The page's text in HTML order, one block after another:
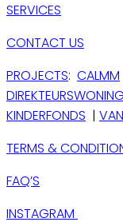
SERVICES
CONTACT US
PROJECTS: CALMM
DIREKTEURSWONING
KINDERFONDS |
TERMS &
FAQ’S
INSTAGRAM